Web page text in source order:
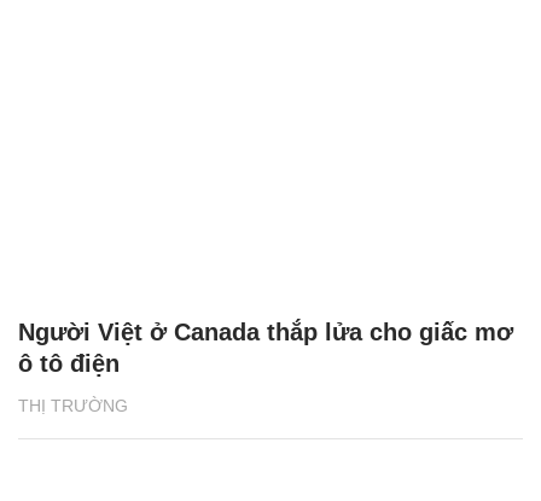
THỊ TRƯỜNG
Người Việt ở Canada thắp lửa cho giấc mơ
ô tô điện